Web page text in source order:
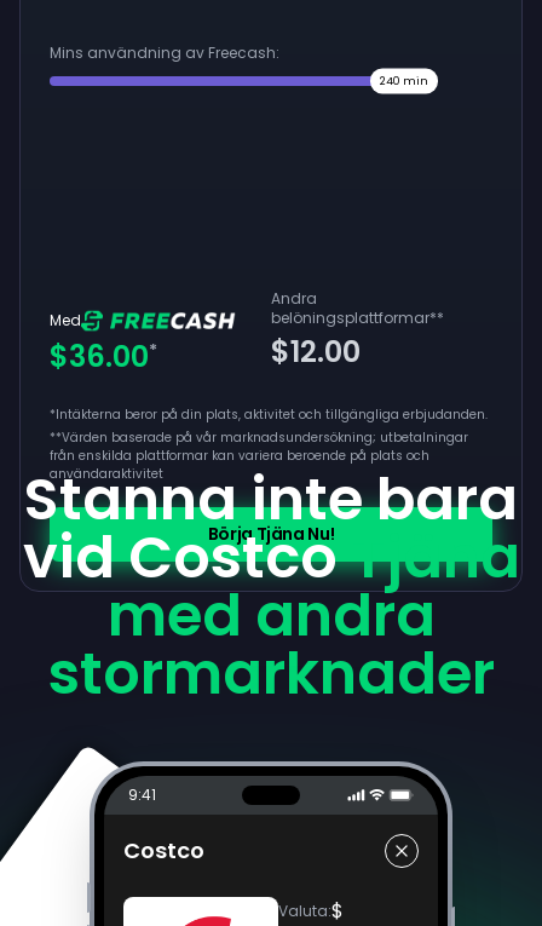
Mins användning av Freecash:
240 min
Med
$36.00*
Andra
belöningsplattformar**
$12.00
*Intäkterna beror på din plats, aktivitet och tillgängliga erbjudanden.
**Värden baserade på vår marknadsundersökning; utbetalningar
från enskilda plattformar kan variera beroende på plats och
användaraktivitet
Börja Tjäna Nu!
Stanna inte bara
vid CostcoTjäna
med andra
stormarknader
9:41
Costco
Valuta:$